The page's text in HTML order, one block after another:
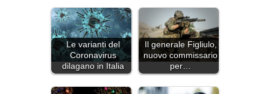
Le varianti del
Coronavirus
dilagano in Italia
Il generale Figliulo,
nuovo commissario
per…